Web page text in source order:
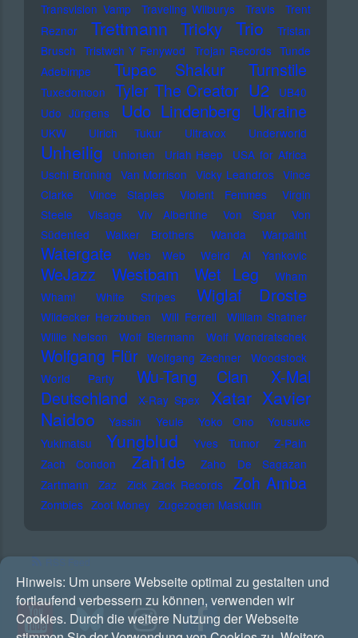
Transvision Vamp
Traveling Wilburys Travis
Trent
Reznor
Trettmann Tricky Trio
Tristan
Brusch Tristwch Y Fenywod Trojan Records Tunde
Adebimpe
Tupac Shakur Turnstile
Tuxedomoon Tyler The Creator U2
UB40
Udo Jürgens
Udo Lindenberg Ukraine
UKW Ulrich Tukur Ultravox Underworld
Unheilig Unionen Uriah Heep
USA for Africa
Uschi Brüning Van Morrison Vicky Leandros Vince
Clarke
Vince Staples Violent Femmes
Virgin
Steele
Visage Viv Albertine Von Spar
Von
Südenfed
Walker Brothers Wanda Warpaint
Watergate Web Web Weird Al Yankovic
WeJazz Westbam Wet Leg
Wham
Wham!
White Stripes Wiglaf Droste
Wildecker Herzbuben Will Ferrell
William Shatner
Willie Nelson
Wolf Biermann Wolf Wondratschek
Wolfgang Flür Wolfgang Zechner
Woodstock
World Party
Wu-Tang Clan
X-Mal
Deutschland
X-Ray Spex Xatar Xavier
Naidoo
Yassin Yeule Yoko Ono
Yousuke
Yukimatsu
Yungblud Yves Tumor
Z-Pain
Zach Condon
Zah1de
Zaho De Sagazan
Zartmann
Zaz Zick Zack Records Zoh Amba
Zombies Zoot Money Zugezogen Maskulin
Hinweis: Um unsere Webseite optimal zu gestalten und
fortlaufend verbessern zu können, verwenden wir
Cookies. Durch die weitere Nutzung der Webseite